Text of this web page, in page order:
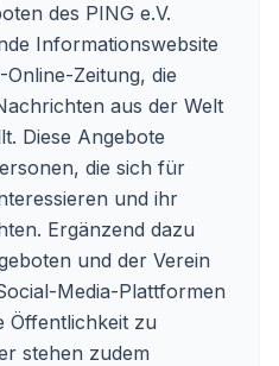
des PING e.V.
Informationswebsite
Zeitung, die
aus der Welt
Diese Angebote
die sich für
und ihr
Ergänzend dazu
und der Verein
Media-Plattformen
Öffentlichkeit zu
stehen zudem